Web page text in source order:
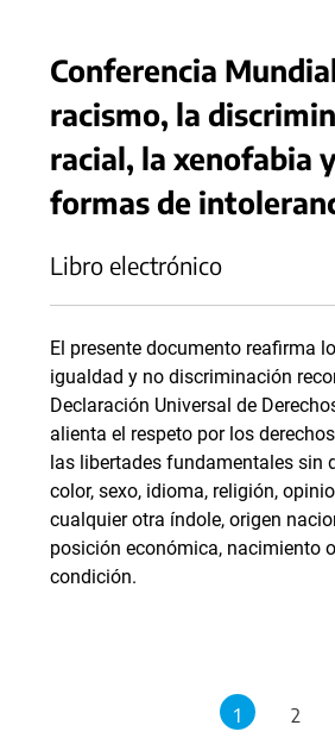
Conferencia
racismo, la
racial, la xenofabia
formas de
Libro electrónico
El presente documento reafirma
igualdad y no discriminación
Declaración Universal de
alienta el respeto por los
las libertades fundamentales sin
color, sexo, idioma, religión,
cualquier otra índole, origen
posición económica, nacimiento
condición.
1
2